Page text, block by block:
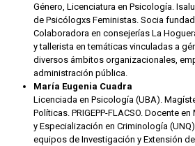
Género, Licenciatura en Psicología.
de Psicólogxs Feministas. Socia
Colaboradora en consejerías La
y tallerista en temáticas vinculadas a
diversos ámbitos organizacionales,
administración pública.
María Eugenia Cuadra
Licenciada en Psicología (UBA).
Políticas. PRIGEPP-FLACSO. Docente
y Especialización en Criminología
equipos de Investigación y Extensión